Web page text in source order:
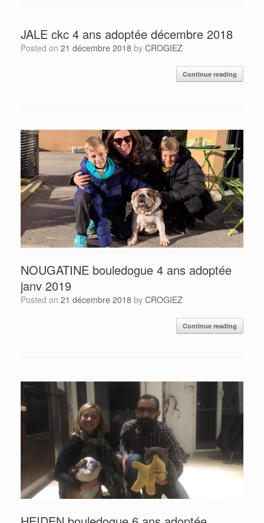
JALE ckc 4 ans adoptée décembre 2018
Posted on 21 décembre 2018 by CROGIEZ
Continue reading
NOUGATINE bouledogue 4 ans adoptée
janv 2019
Posted on 21 décembre 2018 by CROGIEZ
Continue reading